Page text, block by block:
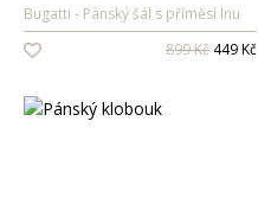
Bugatti
Pánský šál s příměsí lnu
899 Kč 449 Kč